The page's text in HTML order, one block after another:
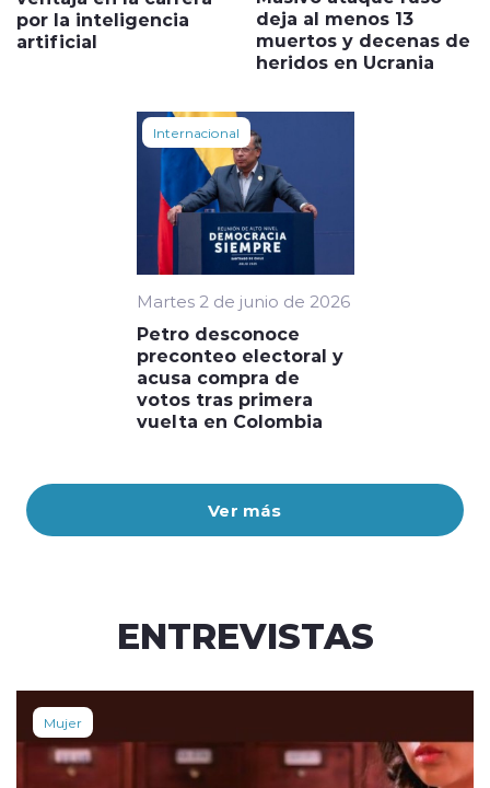
Ver más
por la inteligencia
artificial
deja al menos 13
muertos y decenas de
heridos en Ucrania
Internacional
Martes 2 de junio de 2026
Petro desconoce
preconteo electoral y
acusa compra de
votos tras primera
vuelta en Colombia
ENTREVISTAS
Mujer